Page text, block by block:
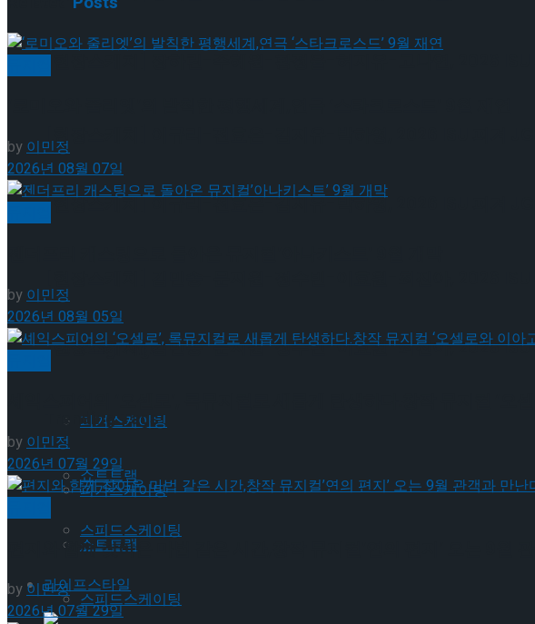
[현장스케치] 이규리-전효은-김지유-박하영, 2026 ISU 피겨
Trending Tags
피겨스케이팅
쇼트트랙
스피드스케이팅
라이프스타일
[현장스케치] 장하린-주혜원-황정율-허지유-고나연, 2026 ISU
[현장스케치] 이규리-전효은-김지유-박하영, 2026 ISU 피겨
[현장스케치] 김민송-문지원-정수빈-이효원-최진아, 2026 ISU
Trending Tags
피겨스케이팅
쇼트트랙
스피드스케이팅
by이민정
2026년 08월 07일
by 이민정
2026년 08월 05일
by이민정
2026년 07월 29일
편지와 함께 찾아온 마법 같은 시간,창작 뮤지컬’연의 편지’ 오는 9월 관
by이민정
2026년 07월 29일